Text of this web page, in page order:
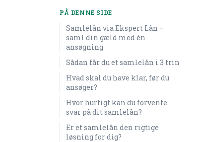
PÅ DENNE SIDE
Samlelån via Ekspert Lån –
saml din gæld med én
ansøgning
Sådan får du et samlelån i 3 trin
Hvad skal du have klar, før du
ansøger?
Hvor hurtigt kan du forvente
svar på dit samlelån?
Er et samlelån den rigtige
løsning for dig?